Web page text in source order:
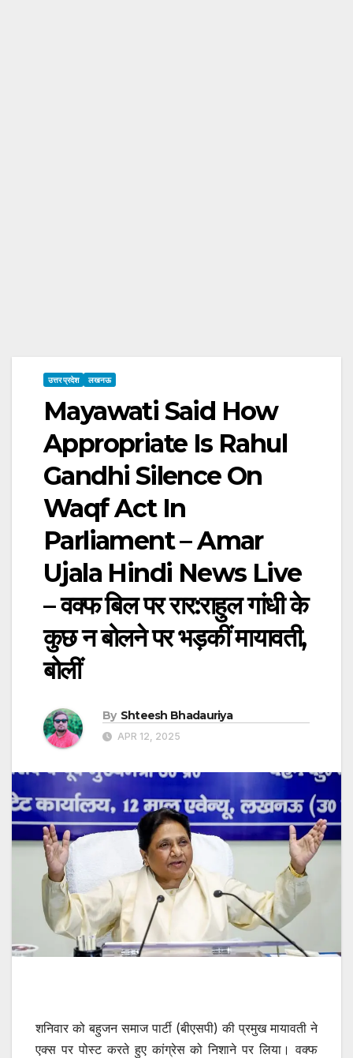
उत्तर प्रदेश लखनऊ
Mayawati Said How
Appropriate Is Rahul
Gandhi Silence On
Waqf Act In
Parliament – Amar
Ujala Hindi News Live
– वक्फ बिल पर रार:राहुल गांधी के
कुछ न बोलने पर भड़कीं मायावती,
बोलीं
By Shteesh Bhadauriya
APR 12, 2025
शनिवार को बहुजन समाज पार्टी (बीएसपी) की प्रमुख मायावती ने
एक्स पर पोस्ट करते हुए कांग्रेस को निशाने पर लिया। वक्फ